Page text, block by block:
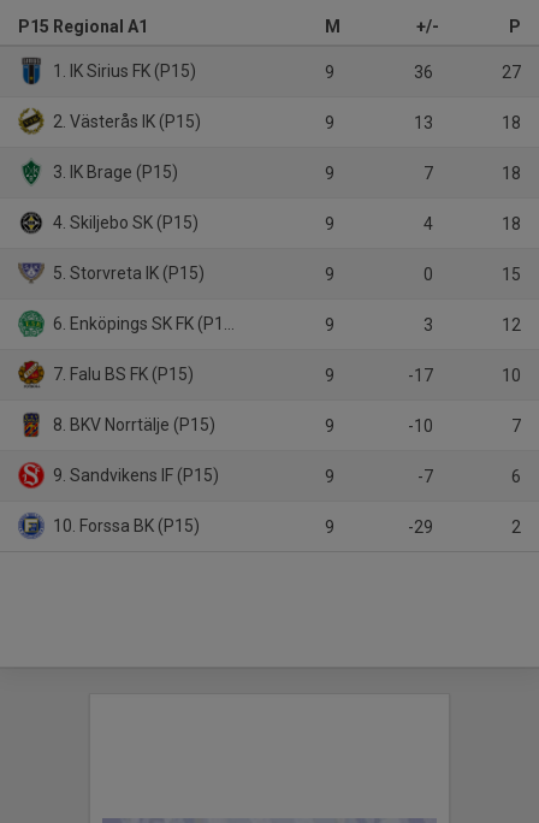
P15 Regional A1 M +/- P
1. IK Sirius FK (P15) 9 36 27
2. Västerås IK (P15) 9 13 18
3. IK Brage (P15) 9 7 18
4. Skiljebo SK (P15) 9 4 18
5. Storvreta IK (P15) 9 0 15
6. Enköpings SK FK (P15) 9 3 12
7. Falu BS FK (P15) 9 -17 10
8. BKV Norrtälje (P15) 9 -10 7
9. Sandvikens IF (P15) 9 -7 6
10. Forssa BK (P15) 9 -29 2